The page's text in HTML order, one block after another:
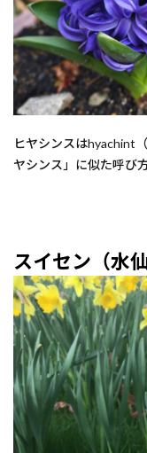
ヒヤシンスはhyachint
ヤシンス」に似た呼び方
スイセン（水